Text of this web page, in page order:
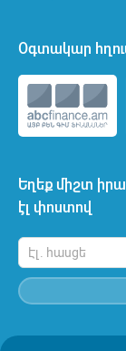
Եղեք միշտ
էլ փոստով
Օգտակար